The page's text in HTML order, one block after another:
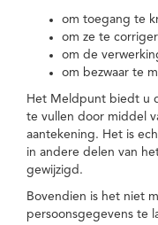
om toegang te
om ze te
om de
om bezwaar te
Het Meldpunt biedt u
te vullen door middel
aantekening. Het is
in andere delen van
gewijzigd.
Bovendien is het niet
persoonsgegevens te